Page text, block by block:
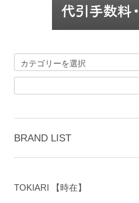
BRAND LIST
TOKIARI 【時在】